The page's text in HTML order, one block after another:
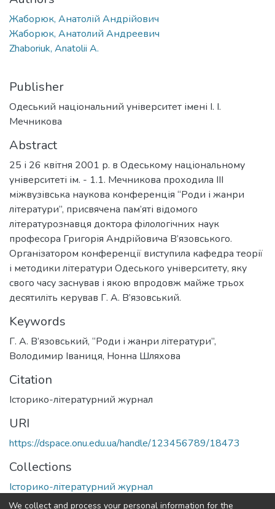
Жаборюк, Анатолій Андрійович
Жаборюк, Анатолий Андреевич
Zhaboriuk, Anatolii A.
Publisher
Одеський національний університет імені І. І.
Мечникова
Abstract
25 і 26 квітня 2001 р. в Одеському національному
університеті ім. - 1.1. Мечникова проходила III
міжвузівська наукова конференція “Роди і жанри
літератури”, присвячена пам’яті відомого
літературознавця доктора філологічних наук
професора Григорія Андрійовича В’язовського.
Організатором конференції виступила кафедра теорії
і методики літератури Одеського університету, яку
свого часу заснував і якою впродовж майже трьох
десятиліть керував Г. А. В’язовський.
Keywords
Г. А. В’язовський, “Роди і жанри літератури”,
Володимир Іваниця, Нонна Шляхова
Citation
Історико-літературний журнал
URI
https://dspace.onu.edu.ua/handle/123456789/18473
Collections
Історико-літературний журнал
We collect and process your personal information for the